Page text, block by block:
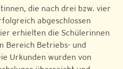
die nach drei bzw. vier
abgeschlossen
erhielten die Schülerinnen
Bereich Betriebs- und
Urkunden wurden von